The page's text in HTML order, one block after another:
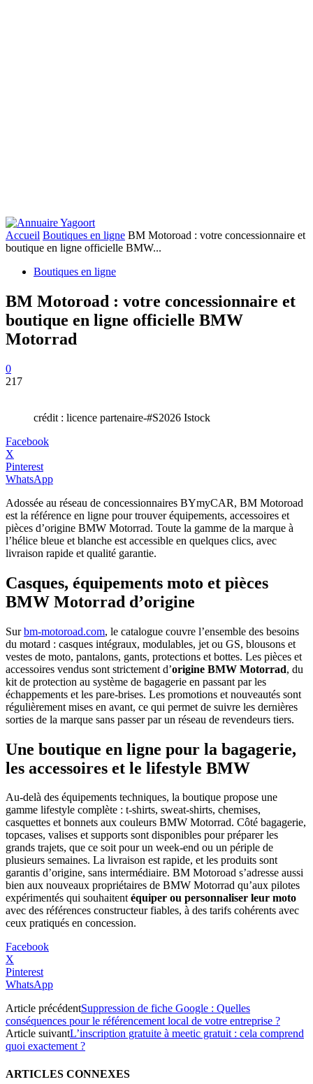
Accueil Boutiques en ligne BM Motoroad : votre concessionnaire et
boutique en ligne officielle BMW...
Boutiques en ligne
BM Motoroad : votre concessionnaire et
boutique en ligne officielle BMW
Motorrad
0
217
crédit : licence partenaire-#S2026 Istock
Facebook
X
Pinterest
WhatsApp
Adossée au réseau de concessionnaires BYmyCAR, BM Motoroad
est la référence en ligne pour trouver équipements, accessoires et
pièces d’origine BMW Motorrad. Toute la gamme de la marque à
l’hélice bleue et blanche est accessible en quelques clics, avec
livraison rapide et qualité garantie.
Casques, équipements moto et pièces
BMW Motorrad d’origine
Surbm-motoroad.com, le catalogue couvre l’ensemble des besoins
du motard : casques intégraux, modulables, jet ou GS, blousons et
vestes de moto, pantalons, gants, protections et bottes. Les pièces et
accessoires vendus sont strictement d’origine BMW Motorrad, du
kit de protection au système de bagagerie en passant par les
échappements et les pare-brises. Les promotions et nouveautés sont
régulièrement mises en avant, ce qui permet de suivre les dernières
sorties de la marque sans passer par un réseau de revendeurs tiers.
Une boutique en ligne pour la bagagerie,
les accessoires et le lifestyle BMW
Au-delà des équipements techniques, la boutique propose une
gamme lifestyle complète : t-shirts, sweat-shirts, chemises,
casquettes et bonnets aux couleurs BMW Motorrad. Côté bagagerie,
topcases, valises et supports sont disponibles pour préparer les
grands trajets, que ce soit pour un week-end ou un périple de
plusieurs semaines. La livraison est rapide, et les produits sont
garantis d’origine, sans intermédiaire. BM Motoroad s’adresse aussi
bien aux nouveaux propriétaires de BMW Motorrad qu’aux pilotes
expérimentés qui souhaitentéquiper ou personnaliser leur moto
avec des références constructeur fiables, à des tarifs cohérents avec
ceux pratiqués en concession.
Facebook
X
Pinterest
WhatsApp
Article précédentSuppression de fiche Google : Quelles
conséquences pour le référencement local de votre entreprise ?
Article suivantL’inscription gratuite à meetic gratuit : cela comprend
quoi exactement ?
ARTICLES CONNEXES